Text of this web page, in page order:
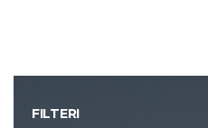
FILTERI